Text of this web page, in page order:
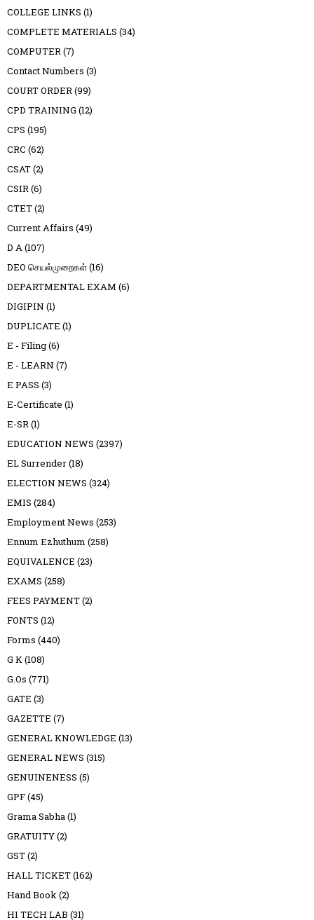
COLLEGE LINKS (1)
COMPLETE MATERIALS (34)
COMPUTER(7)
Contact Numbers (3)
COURT ORDER(99)
CPD TRAINING (12)
CPS (195)
CRC (62)
CSAT(2)
CSIR(6)
CTET(2)
Current Affairs (49)
D A(107)
DEO செயல்முறைகள்(16)
DEPARTMENTAL EXAM (6)
DIGIPIN (1)
DUPLICATE (1)
E - Filing(6)
E - LEARN (7)
E PASS (3)
E-Certificate (1)
E-SR(1)
EDUCATION NEWS (2397)
EL Surrender(18)
ELECTION NEWS (324)
EMIS (284)
Employment News (253)
Ennum Ezhuthum (258)
EQUIVALENCE (23)
EXAMS (258)
FEES PAYMENT(2)
FONTS (12)
Forms (440)
G K(108)
G.Os (771)
GATE (3)
GAZETTE (7)
GENERAL KNOWLEDGE (13)
GENERAL NEWS (315)
GENUINENESS (5)
GPF(45)
Grama Sabha(1)
GRATUITY(2)
GST(2)
HALL TICKET(162)
Hand Book(2)
HI TECH LAB (31)